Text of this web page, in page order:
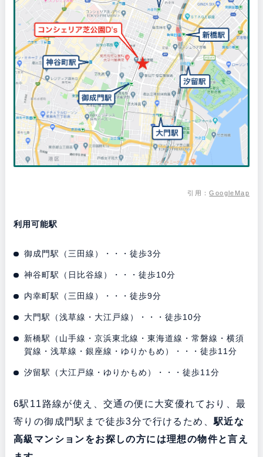
引用：GoogleMap
利用可能駅
御成門駅（三田線）・・・徒歩3分
神谷町駅（日比谷線）・・・徒歩10分
内幸町駅（三田線）・・・徒歩9分
大門駅（浅草線・大江戸線）・・・徒歩10分
新橋駅（山手線・京浜東北線・東海道線・常磐線・横須
賀線・浅草線・銀座線・ゆりかもめ）・・・徒歩11分
汐留駅（大江戸線・ゆりかもめ）・・・徒歩11分
6駅11路線が使え、交通の便に大変優れており、最
寄りの御成門駅まで徒歩3分で行けるため、駅近な
高級マンションをお探しの方には理想の物件と言え